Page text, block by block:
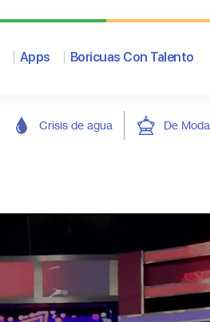
Apps Boricuas Con Talento
Crisis de agua De Moda